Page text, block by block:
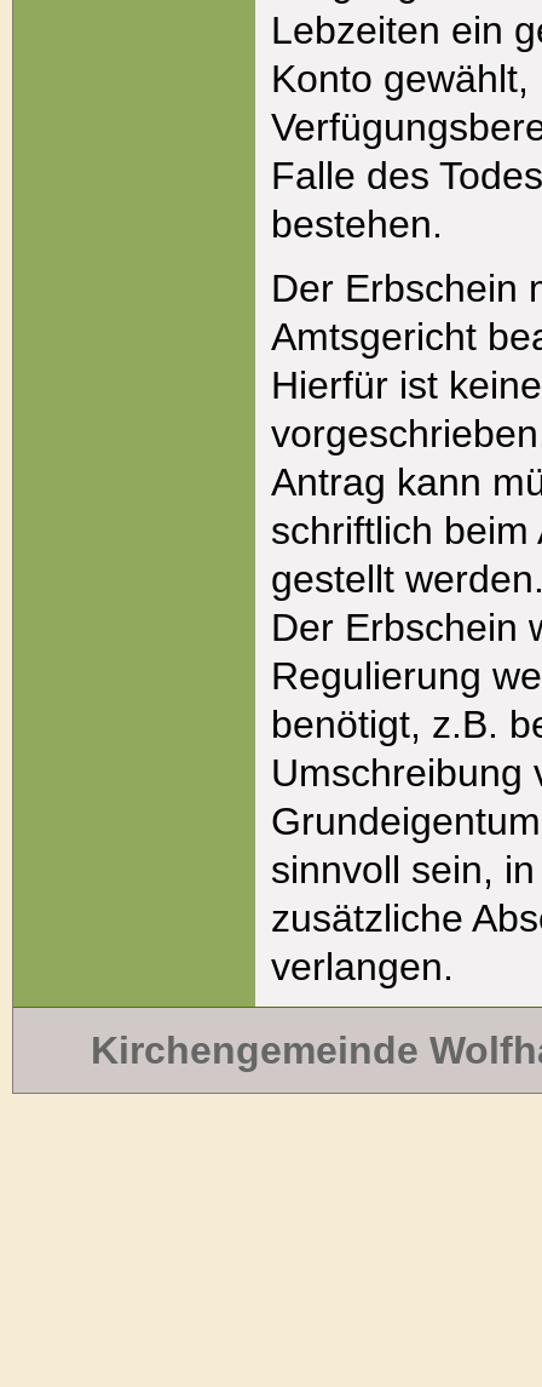
Lebzeiten ein
Konto gewählt,
Falle des
bestehen.
Der Erbschein
Amtsgericht
Hierfür ist
Antrag kann
schriftlich beim
gestellt
Der Erbschein
Regulierung
benötigt, z.B.
Umschreibung
sinnvoll sein,
zusätzliche
verlangen.
Kirchengemeinde